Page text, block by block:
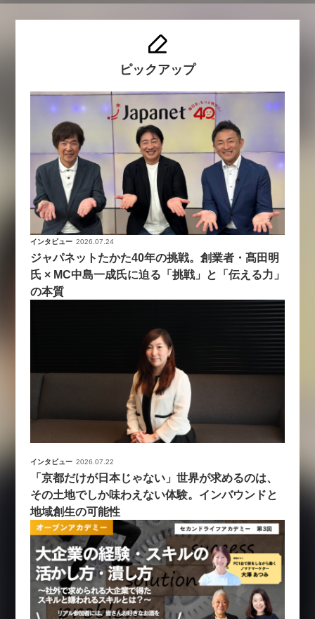
ピックアップ
インタビュー 2026.07.24
ジャパネットたかた40年の挑戦。創業者・髙田明
氏 × MC中島一成氏に迫る「挑戦」と「伝える力」
の本質
インタビュー 2026.07.22
「京都だけが日本じゃない」世界が求めるのは、
その土地でしか味わえない体験。インバウンドと
地域創生の可能性